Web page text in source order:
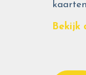
Bekijk